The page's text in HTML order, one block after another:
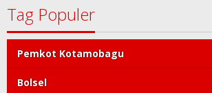
Tag Populer
Pemkot Kotamobagu
Bolsel